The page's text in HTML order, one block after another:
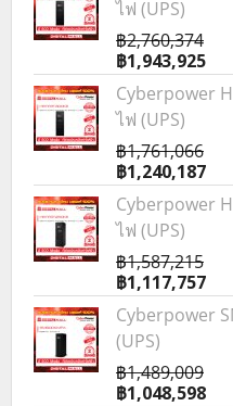
ไฟ (UPS)
฿2,760,374
฿1,943,925
Cyberpower
ไฟ (UPS)
฿1,761,066
฿1,240,187
Cyberpower
ไฟ (UPS)
฿1,587,215
฿1,117,757
Cyberpower
(UPS)
฿1,489,009
฿1,048,598